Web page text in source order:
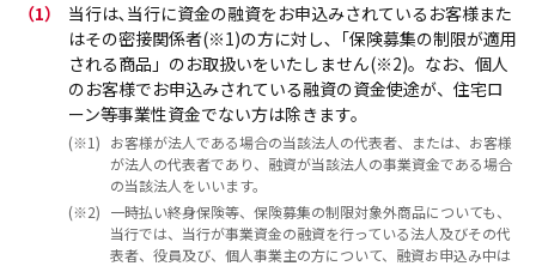
（1）
当行は､当行に資金の融資をお申込みされているお客様また
はその密接関係者(※1)の方に対し､「保険募集の制限が適用
される商品」のお取扱いをいたしません(※2)。なお、個人
のお客様でお申込みされている融資の資金使途が、住宅ロ
ーン等事業性資金でない方は除きます。
(※1) お客様が法人である場合の当該法人の代表者、または、お客様
が法人の代表者であり、融資が当該法人の事業資金である場合
の当該法人をいいます。
(※2) 一時払い終身保険等、保険募集の制限対象外商品についても、
当行では、当行が事業資金の融資を行っている法人及びその代
表者、役員及び、個人事業主の方について、融資お申込み中は